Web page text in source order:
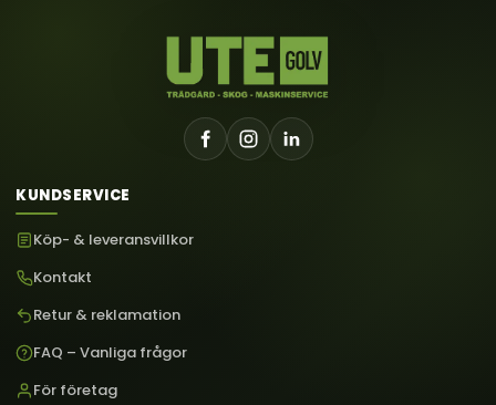
KUNDSERVICE
Köp- & leveransvillkor
Kontakt
Retur & reklamation
FAQ – Vanliga frågor
För företag